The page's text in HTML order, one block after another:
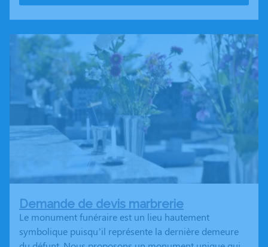
Demande de devis marbrerie
Le monument funéraire est un lieu hautement
symbolique puisqu’il représente la dernière demeure